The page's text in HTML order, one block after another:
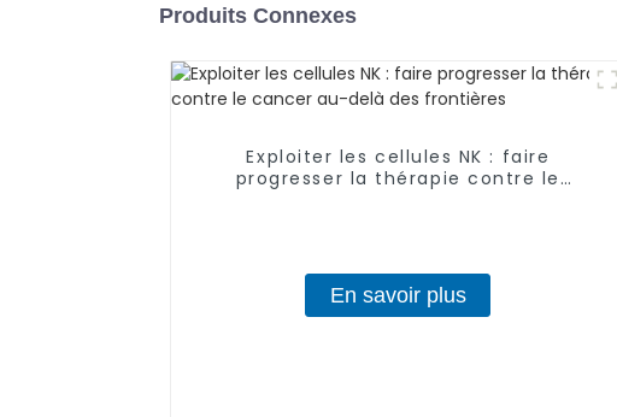
Produits Connexes
Exploiter les cellules NK : faire
progresser la thérapie contre le
En savoir plus